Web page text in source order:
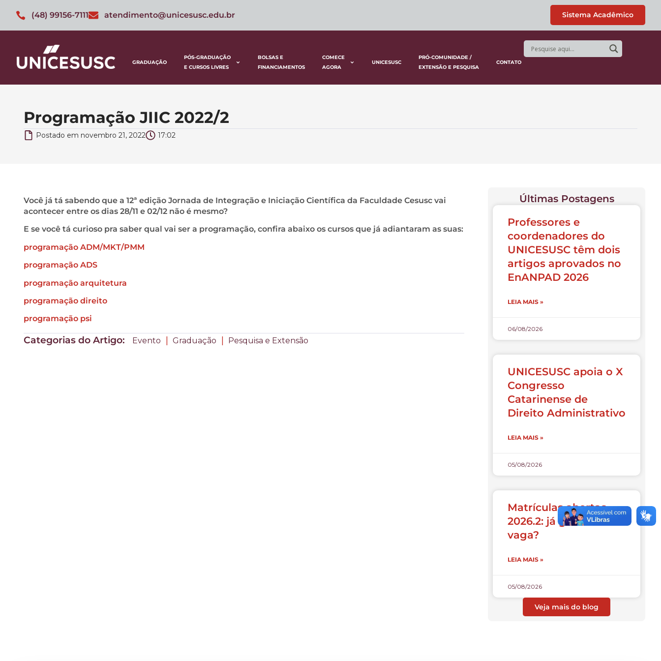
(48) 99156-7111 atendimento@unicesusc.edu.br Sistema Acadêmico
GRADUAÇÃO
PÓS-GRADUAÇÃO
E CURSOS LIVRES
BOLSAS E
FINANCIAMENTOS
COMECE
AGORA
UNICESUSC
PRÓ-COMUNIDADE /
EXTENSÃO E PESQUISA
CONTATO
Programação JIIC 2022/2
Postado em novembro 21, 2022 17:02
Você já tá sabendo que a 12ª edição Jornada de Integração e Iniciação Científica da Faculdade Cesusc vai
acontecer entre os dias 28/11 e 02/12 não é mesmo?
E se você tá curioso pra saber qual vai ser a programação, confira abaixo os cursos que já adiantaram as suas:
programação ADM/MKT/PMM
programação ADS
programação arquitetura
programação direito
programação psi
Categorias do Artigo: Evento | Graduação | Pesquisa e Extensão
Últimas Postagens
Professores e
coordenadores do
UNICESUSC têm dois
artigos aprovados no
EnANPAD 2026
LEIA MAIS »
06/08/2026
UNICESUSC apoia o X
Congresso
Catarinense de
Direito Administrativo
LEIA MAIS »
05/08/2026
Matrículas abertas
2026.2: já garantiu sua
vaga?
LEIA MAIS »
05/08/2026
Veja mais do blog